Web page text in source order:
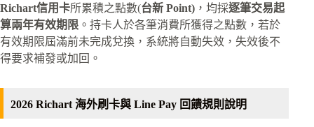
Richart信用卡所累積之點數(台新 Point) ，均採逐筆交易起
算兩年有效期限 。持卡人於各筆消費所獲得之點數，若於
有效期限屆滿前未完成兌換，系統將自動失效，失效後不
得要求補發或加回。
2026 Richart 海外刷卡與 Line Pay 回饋規則說明